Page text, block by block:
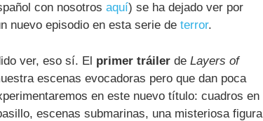
con nosotros aquí) se ha dejado ver por
nuevo episodio en esta serie de terror.
ver, eso sí. El primer tráiler de Layers of
escenas evocadoras pero que dan poca
en este nuevo título: cuadros en
escenas submarinas, una misteriosa figura